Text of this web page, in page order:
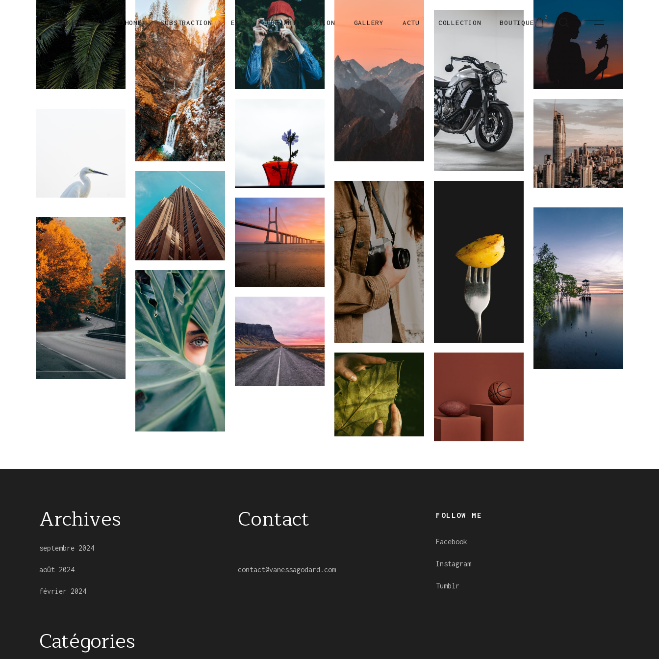
VANESSA GODARD HOME SUBSTRACTION EXPO GOD’ART CREATION GALLERY ACTU COLLECTION BOUTIQUE
0
Archives
septembre 2024
août 2024
février 2024
Catégories
Contact
contact@vanessagodard.com
FOLLOW ME
Facebook
Instagram
Tumblr